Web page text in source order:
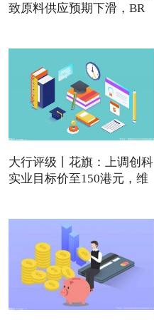
致原料供应预期下滑，BR
大行评级丨花旗：上调创科
实业目标价至150港元，维